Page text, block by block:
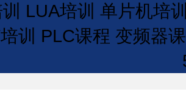
LUA培训 单片机培
训 PLC课程 变频器